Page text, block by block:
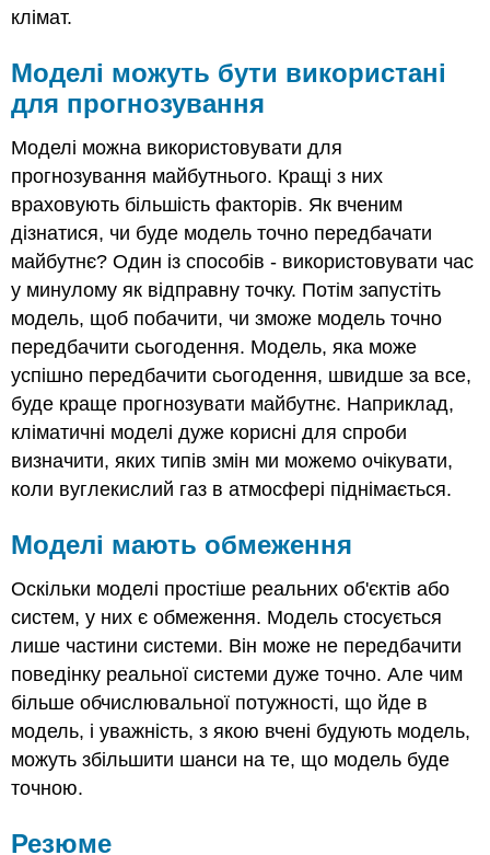
клімат.
Моделі можуть бути використані
для прогнозування
Моделі можна використовувати для
прогнозування майбутнього. Кращі з них
враховують більшість факторів. Як вченим
дізнатися, чи буде модель точно передбачати
майбутнє? Один із способів - використовувати час
у минулому як відправну точку. Потім запустіть
модель, щоб побачити, чи зможе модель точно
передбачити сьогодення. Модель, яка може
успішно передбачити сьогодення, швидше за все,
буде краще прогнозувати майбутнє. Наприклад,
кліматичні моделі дуже корисні для спроби
визначити, яких типів змін ми можемо очікувати,
коли вуглекислий газ в атмосфері піднімається.
Моделі мають обмеження
Оскільки моделі простіше реальних об'єктів або
систем, у них є обмеження. Модель стосується
лише частини системи. Він може не передбачити
поведінку реальної системи дуже точно. Але чим
більше обчислювальної потужності, що йде в
модель, і уважність, з якою вчені будують модель,
можуть збільшити шанси на те, що модель буде
точною.
Резюме